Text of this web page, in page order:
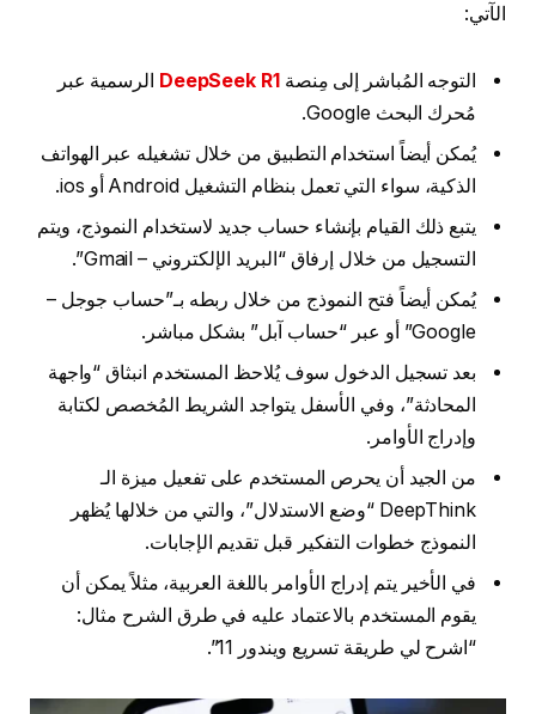
الآتي:
التوجه المُباشر إلى مِنصةDeepSeek R1 الرسمية عبر
مُحرك البحث Google.
يُمكن أيضاً استخدام التطبيق من خلال تشغيله عبر الهواتف
الذكية، سواء التي تعمل بنظام التشغيل Android أو ios.
يتبع ذلك القيام بإنشاء حساب جديد لاستخدام النموذج، ويتم
التسجيل من خلال إرفاق “البريد الإلكتروني – Gmail”.
يُمكن أيضاً فتح النموذج من خلال ربطه بـ”حساب جوجل –
Google” أو عبر “حساب آبل” بشكل مباشر.
بعد تسجيل الدخول سوف يُلاحظ المستخدم انبثاق “واجهة
المحادثة”، وفي الأسفل يتواجد الشريط المُخصص لكتابة
وإدراج الأوامر.
من الجيد أن يحرص المستخدم على تفعيل ميزة الـ
DeepThink “وضع الاستدلال”، والتي من خلالها يُظهر
النموذج خطوات التفكير قبل تقديم الإجابات.
في الأخير يتم إدراج الأوامر باللغة العربية، مثلاً يمكن أن
يقوم المستخدم بالاعتماد عليه في طرق الشرح مثال:
“اشرح لي طريقة تسريع ويندور 11”.